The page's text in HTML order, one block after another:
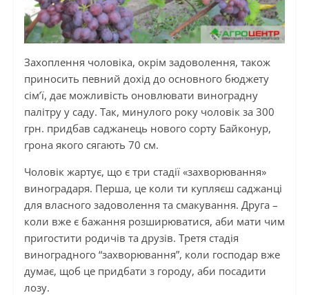
Захоплення чоловіка, окрім задоволення, також
приносить певний дохід до основного бюджету
сім’ї, дає можливість оновлювати виноградну
палітру у саду. Так, минулого року чоловік за 300
грн. придбав саджанець нового сорту Байконур,
грона якого сягають 70 см.
Чоловік жартує, що є три стадії «захворювання»
виноградаря. Перша, це коли ти купляєш саджанці
для власного задоволення та смакування. Друга –
коли вже є бажання розширюватися, аби мати чим
пригостити родичів та друзів. Третя стадія
виноградного “захворювання”, коли господар вже
думає, щоб це придбати з городу, аби посадити
лозу.